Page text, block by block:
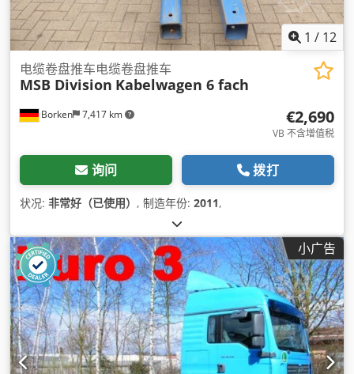
1 / 12
Borken 7,417 km
电缆卷盘推车电缆卷盘推车
MSB Division Kabelwagen 6 fach
€2,690
VB 不含增值税
询问 拨打
状况: 非常好（已使用） , 制造年份: 2011,
小广告